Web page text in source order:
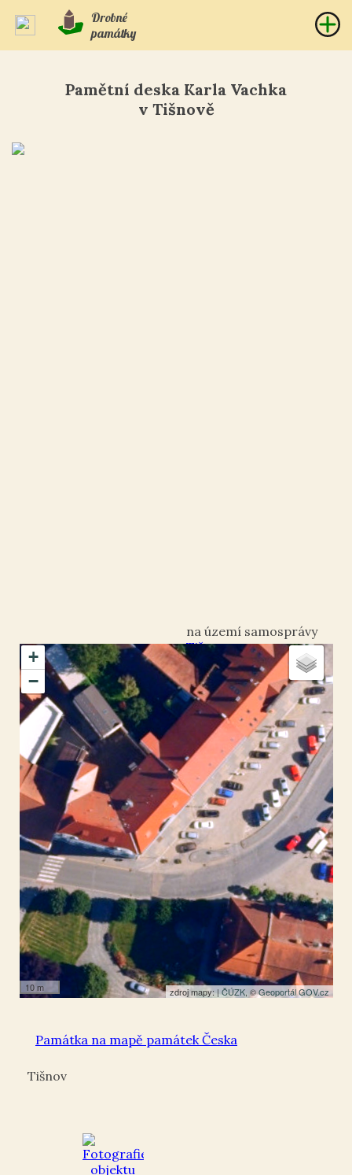
Drobné
památky
Pamětní deska Karla Vachka
v Tišnově
+
−
10 m zdroj mapy: |ČÚZK, ©Geoportál GOV.cz
Tišnov
okres Brno-venkov
Tišnov
49.349038,16.422498
Pamětní deska
Památka na mapě památek Česka
Tišnov